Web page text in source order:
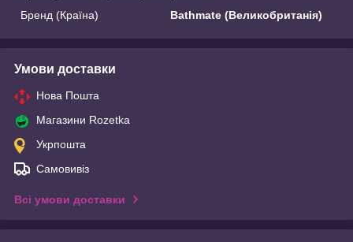
Бренд (Країна)
Bathmate (Великобританія)
Умови доставки
Нова Пошта
Магазини Rozetka
Укрпошта
Самовивіз
Всі умови доставки